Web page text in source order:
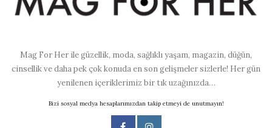
Mag For Her ile güzellik, moda, sağlıklı yaşam, magazin, düğün,
cinsellik ve daha pek çok konuda en son gelişmeler sizlerle! Her gün
yenilenen içeriklerimiz bir tık uzağınızda…
Bizi sosyal medya hesaplarımızdan takip etmeyi de unutmayın!